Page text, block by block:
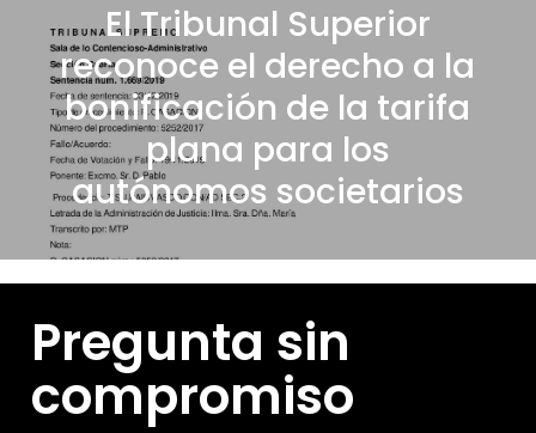
El Tribunal Superior
reconoce el derecho a la
bonificación de la tarifa
plana para los
autónomos societarios
Pregunta sin
compromiso